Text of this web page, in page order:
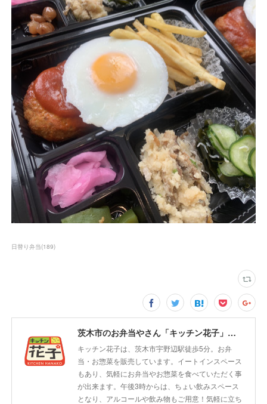
日替り弁当(189)
茨木市のお弁当やさん「キッチン花子」ちょい飲みスペース「サウス」
キッチン花子は、茨木市宇野辺駅徒歩5分。お弁
当・お惣菜を販売しています。イートインスペース
もあり、気軽にお弁当やお惣菜を食べていただく事
が出来ます。午後3時からは、ちょい飲みスペース
となり、アルコールや飲み物もご用意！気軽に立ち